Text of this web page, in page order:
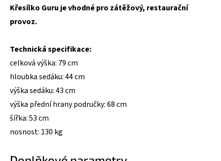
Křesílko Guru je vhodné pro zátěžový, restaurační
provoz.
Technická specifikace:
celková výška: 79 cm
hloubka sedáku: 44 cm
výška sedáku: 43 cm
výška přední hrany područky: 68 cm
šířka: 53 cm
nosnost: 130 kg